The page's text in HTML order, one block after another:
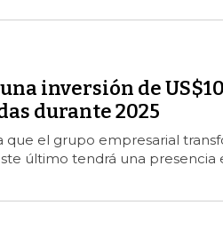
inversión de
durante 2025
que el grupo empresarial
último tendrá una presencia